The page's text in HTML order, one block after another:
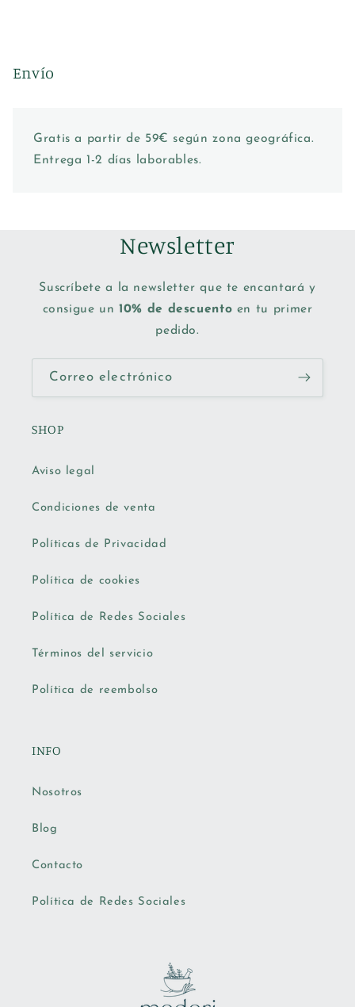
Envío
Gratis a partir de 59€ según zona geográfica.
Entrega 1-2 días laborables.
Newsletter
Suscríbete a la newsletter que te encantará y
consigue un10% de descuento en tu primer
pedido.
Correo electrónico
SHOP
Aviso legal
Condiciones de venta
Políticas de Privacidad
Política de cookies
Política de Redes Sociales
Términos del servicio
Política de reembolso
INFO
Nosotros
Blog
Contacto
Política de Redes Sociales